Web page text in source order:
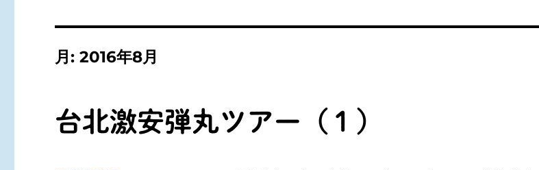
月:2016年8月
台北激安弾丸ツアー（１）